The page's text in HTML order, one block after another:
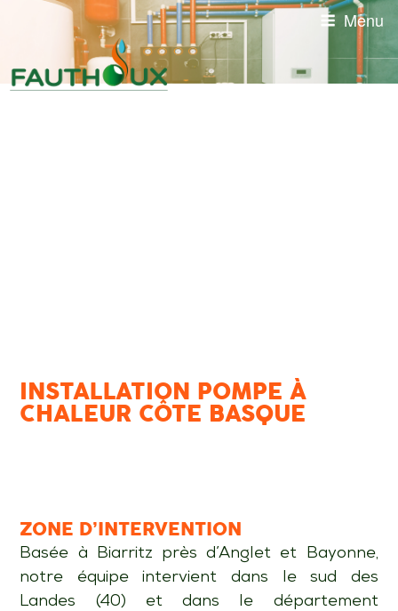
Menu
INSTALLATION POMPE À
CHALEUR CÔTE BASQUE
ZONE D’INTERVENTION
Basée à Biarritz près d’Anglet et Bayonne,
notre équipe intervient dans le sud des
Landes (40) et dans le département